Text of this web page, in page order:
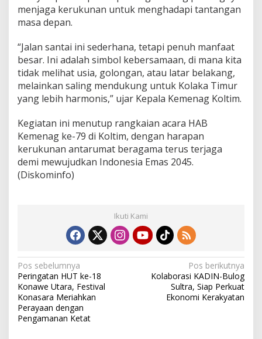
menjaga kerukunan untuk menghadapi tantangan
masa depan.
“Jalan santai ini sederhana, tetapi penuh manfaat
besar. Ini adalah simbol kebersamaan, di mana kita
tidak melihat usia, golongan, atau latar belakang,
melainkan saling mendukung untuk Kolaka Timur
yang lebih harmonis,” ujar Kepala Kemenag Koltim.
Kegiatan ini menutup rangkaian acara HAB
Kemenag ke-79 di Koltim, dengan harapan
kerukunan antarumat beragama terus terjaga
demi mewujudkan Indonesia Emas 2045.
(Diskominfo)
Ikuti Kami
N
a
v
i
Pos sebelumnya
Peringatan HUT ke-18
Konawe Utara, Festival
Konasara Meriahkan
Perayaan dengan
Pengamanan Ketat
Pos berikutnya
Kolaborasi KADIN-Bulog
Sultra, Siap Perkuat
Ekonomi Kerakyatan